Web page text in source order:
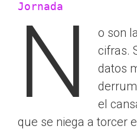
Jornada
N
o son
cifras.
datos
el
que se niega a torcer